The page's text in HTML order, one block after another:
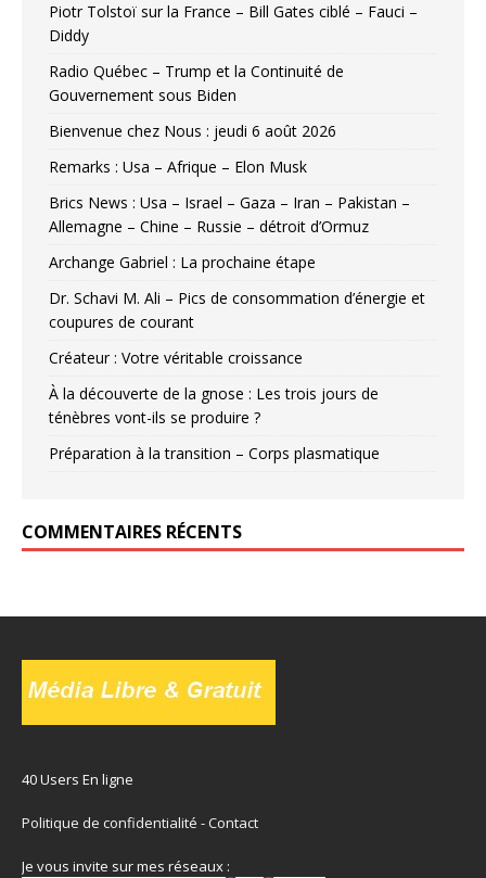
Piotr Tolstoï sur la France – Bill Gates ciblé – Fauci –
Diddy
Radio Québec – Trump et la Continuité de
Gouvernement sous Biden
Bienvenue chez Nous : jeudi 6 août 2026
Remarks : Usa – Afrique – Elon Musk
Brics News : Usa – Israel – Gaza – Iran – Pakistan –
Allemagne – Chine – Russie – détroit d’Ormuz
Archange Gabriel : La prochaine étape
Dr. Schavi M. Ali – Pics de consommation d’énergie et
coupures de courant
Créateur : Votre véritable croissance
À la découverte de la gnose : Les trois jours de
ténèbres vont-ils se produire ?
Préparation à la transition – Corps plasmatique
COMMENTAIRES RÉCENTS
40 Users En ligne
Politique de confidentialité -Contact
Je vous invite sur mes réseaux :